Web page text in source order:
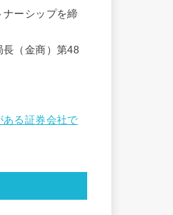
ナーシップを締
長（金商）第48
る証券会社で